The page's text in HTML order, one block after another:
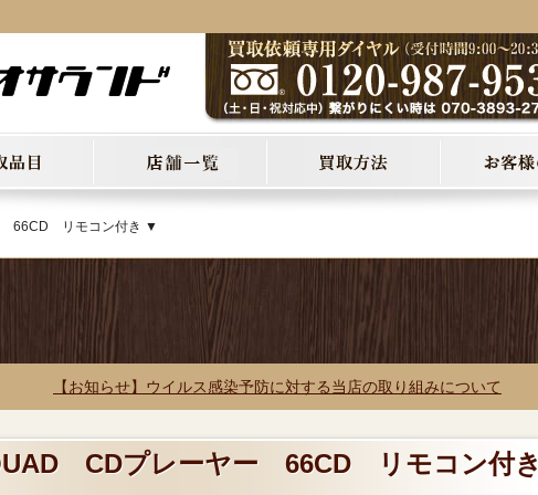
66CD リモコン付き ▼
【お知らせ】ウイルス感染予防に対する当店の取り組みについて
CDプレーヤー 66CD リモコン付き